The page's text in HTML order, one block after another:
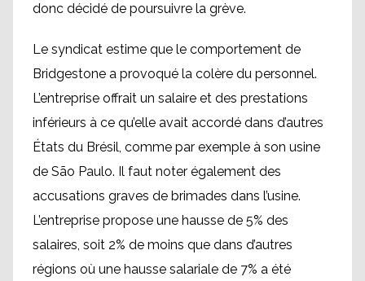
donc décidé de poursuivre la grève.
Le syndicat estime que le comportement de
Bridgestone a provoqué la colère du personnel.
L’entreprise offrait un salaire et des prestations
inférieurs à ce qu’elle avait accordé dans d’autres
États du Brésil, comme par exemple à son usine
de São Paulo. Il faut noter également des
accusations graves de brimades dans l’usine.
L’entreprise propose une hausse de 5% des
salaires, soit 2% de moins que dans d’autres
régions où une hausse salariale de 7% a été